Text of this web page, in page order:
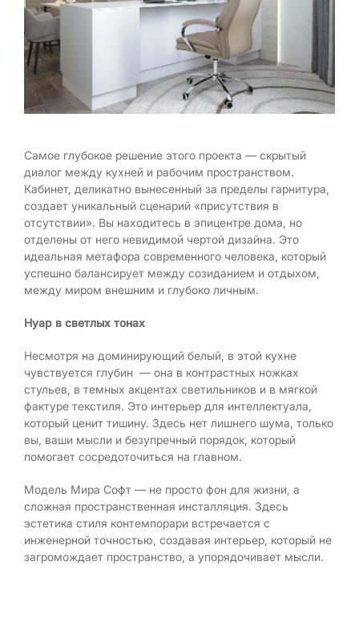
Самое глубокое решение этого проекта — скрытый
диалог между кухней и рабочим пространством.
Кабинет, деликатно вынесенный за пределы гарнитура,
создает уникальный сценарий «присутствия в
отсутствии». Вы находитесь в эпицентре дома, но
отделены от него невидимой чертой дизайна. Это
идеальная метафора современного человека, который
успешно балансирует между созиданием и отдыхом,
между миром внешним и глубоко личным.
Нуар в светлых тонах
Несмотря на доминирующий белый, в этой кухне
чувствуется глубин — она в контрастных ножках
стульев, в темных акцентах светильников и в мягкой
фактуре текстиля. Это интерьер для интеллектуала,
который ценит тишину. Здесь нет лишнего шума, только
вы, ваши мысли и безупречный порядок, который
помогает сосредоточиться на главном.
Модель Мира Софт — не просто фон для жизни, а
сложная пространственная инсталляция. Здесь
эстетика стиля контемпорари встречается с
инженерной точностью, создавая интерьер, который не
загромождает пространство, а упорядочивает мысли.